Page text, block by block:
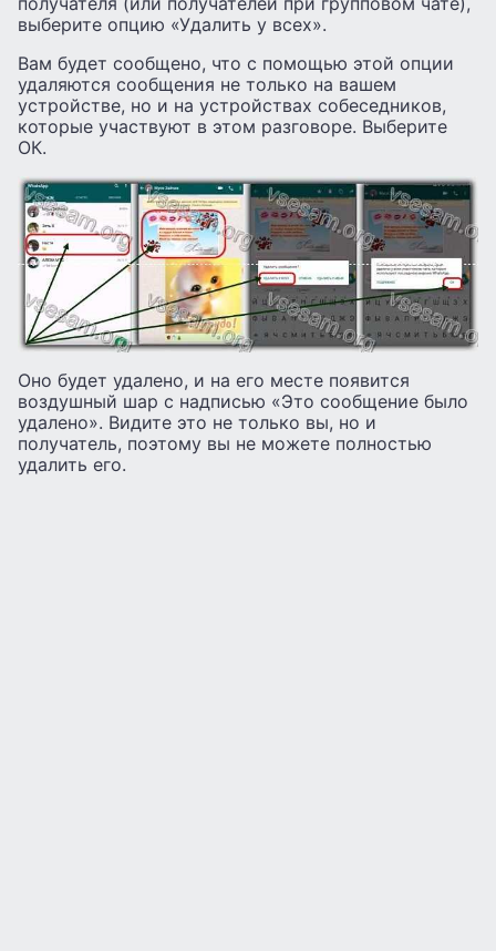
выберите опцию «Удалить у всех».
Вам будет сообщено, что с помощью этой опции
удаляются сообщения не только на вашем
устройстве, но и на устройствах собеседников,
которые участвуют в этом разговоре. Выберите
ОК.
Оно будет удалено, и на его месте появится
воздушный шар с надписью «Это сообщение было
удалено». Видите это не только вы, но и
получатель, поэтому вы не можете полностью
удалить его.